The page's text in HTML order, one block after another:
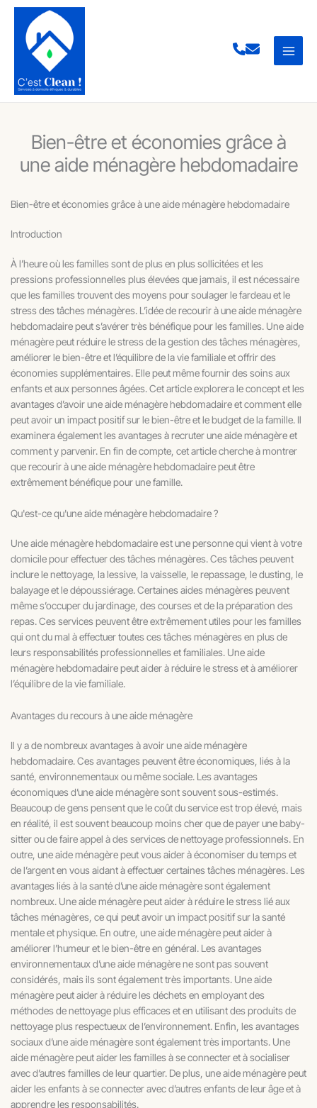
Aller
contenu
Bien-être et économies grâce à
une aide ménagère hebdomadaire
Bien-être et économies grâce à une aide ménagère hebdomadaire
Introduction
À l’heure où les familles sont de plus en plus sollicitées et les
pressions professionnelles plus élevées que jamais, il est nécessaire
que les familles trouvent des moyens pour soulager le fardeau et le
stress des tâches ménagères. L’idée de recourir à une aide ménagère
hebdomadaire peut s’avérer très bénéfique pour les familles. Une aide
ménagère peut réduire le stress de la gestion des tâches ménagères,
améliorer le bien-être et l’équilibre de la vie familiale et offrir des
économies supplémentaires. Elle peut même fournir des soins aux
enfants et aux personnes âgées. Cet article explorera le concept et les
avantages d’avoir une aide ménagère hebdomadaire et comment elle
peut avoir un impact positif sur le bien-être et le budget de la famille. Il
examinera également les avantages à recruter une aide ménagère et
comment y parvenir. En fin de compte, cet article cherche à montrer
que recourir à une aide ménagère hebdomadaire peut être
extrêmement bénéfique pour une famille.
Qu'est-ce qu'une aide ménagère hebdomadaire ?
Une aide ménagère hebdomadaire est une personne qui vient à votre
domicile pour effectuer des tâches ménagères. Ces tâches peuvent
inclure le nettoyage, la lessive, la vaisselle, le repassage, le dusting, le
balayage et le dépoussiérage. Certaines aides ménagères peuvent
même s’occuper du jardinage, des courses et de la préparation des
repas. Ces services peuvent être extrêmement utiles pour les familles
qui ont du mal à effectuer toutes ces tâches ménagères en plus de
leurs responsabilités professionnelles et familiales. Une aide
ménagère hebdomadaire peut aider à réduire le stress et à améliorer
l’équilibre de la vie familiale.
Avantages du recours à une aide ménagère
Il y a de nombreux avantages à avoir une aide ménagère
hebdomadaire. Ces avantages peuvent être économiques, liés à la
santé, environnementaux ou même sociale. Les avantages
économiques d’une aide ménagère sont souvent sous-estimés.
Beaucoup de gens pensent que le coût du service est trop élevé, mais
en réalité, il est souvent beaucoup moins cher que de payer une baby-
sitter ou de faire appel à des services de nettoyage professionnels. En
outre, une aide ménagère peut vous aider à économiser du temps et
de l’argent en vous aidant à effectuer certaines tâches ménagères. Les
avantages liés à la santé d’une aide ménagère sont également
nombreux. Une aide ménagère peut aider à réduire le stress lié aux
tâches ménagères, ce qui peut avoir un impact positif sur la santé
mentale et physique. En outre, une aide ménagère peut aider à
améliorer l’humeur et le bien-être en général. Les avantages
environnementaux d’une aide ménagère ne sont pas souvent
considérés, mais ils sont également très importants. Une aide
ménagère peut aider à réduire les déchets en employant des
méthodes de nettoyage plus efficaces et en utilisant des produits de
nettoyage plus respectueux de l’environnement. Enfin, les avantages
sociaux d’une aide ménagère sont également très importants. Une
aide ménagère peut aider les familles à se connecter et à socialiser
avec d’autres familles de leur quartier. De plus, une aide ménagère peut
aider les enfants à se connecter avec d’autres enfants de leur âge et à
apprendre les responsabilités.